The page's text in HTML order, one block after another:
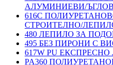
АЛУМИНИЕВИ/
616C
СТРОИТЕЛНО/
480 ЛЕПИЛО ЗА
495 БЕЗ ПИРОНИ С
617W PU
PA360